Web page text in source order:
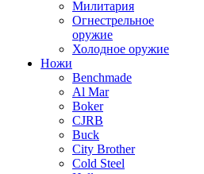
Милитария
Огнестрельное
оружие
Холодное оружие
Ножи
Benchmade
Al Mar
Boker
CJRB
Buck
City Brother
Cold Steel